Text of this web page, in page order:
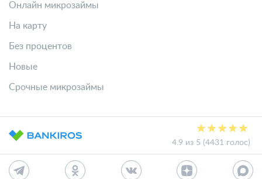
Онлайн микрозаймы
На карту
Без процентов
Новые
Срочные микрозаймы
4.9 из 5 (4431 голос)